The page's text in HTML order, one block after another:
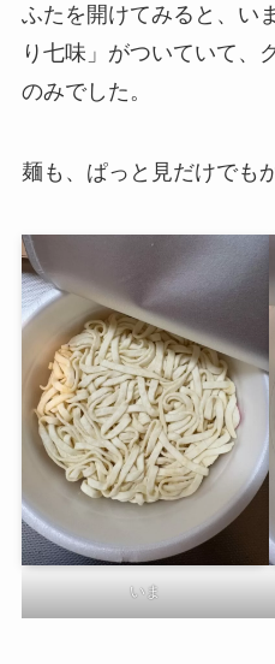
ふたを開けてみると、い
り七味」がついていて、
のみでした。
麺も、ぱっと見だけでも
いま